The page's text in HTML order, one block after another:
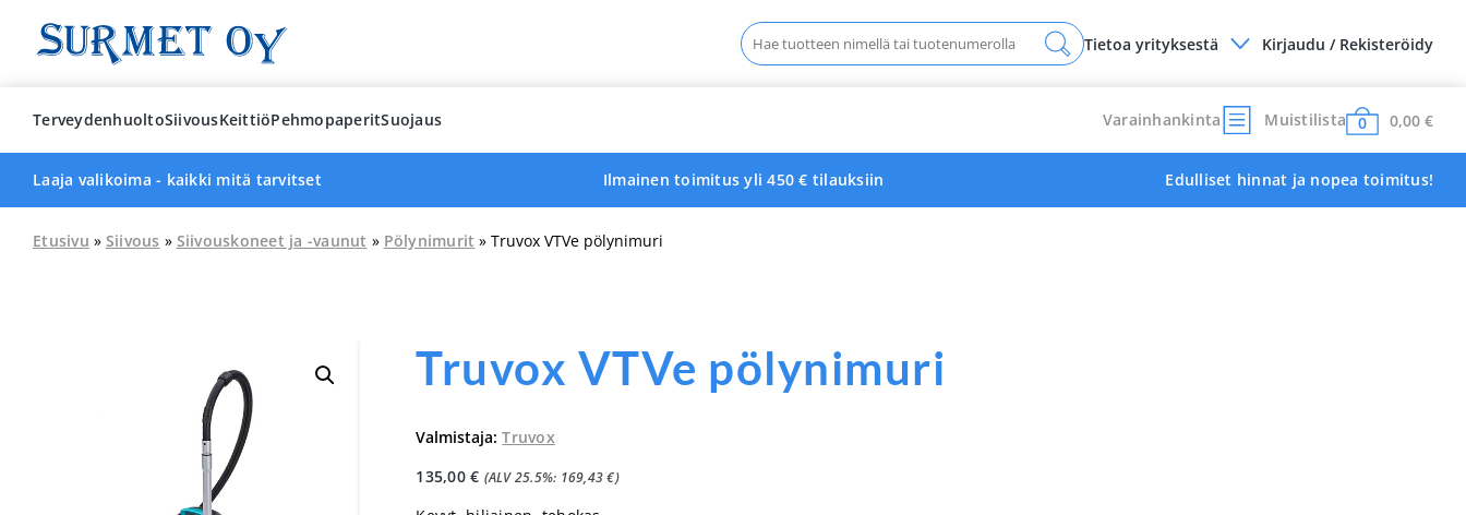
content
Haku:
Tietoa yrityksestä
Kirjaudu / Rekisteröidy
TerveydenhuoltoSiivousKeittiöPehmopaperitSuojaus Varainhankinta Muistilista 0 0,00 €
Laaja valikoima - kaikki mitä tarvitset Ilmainen toimitus yli 450 € tilauksiin Edulliset hinnat ja nopea toimitus!
Etusivu » Siivous » Siivouskoneet ja -vaunut » Pölynimurit » Truvox VTVe pölynimuri
Truvox VTVe pölynimuri
Valmistaja:Truvox
135,00€ (ALV 25.5%: 169,43€)